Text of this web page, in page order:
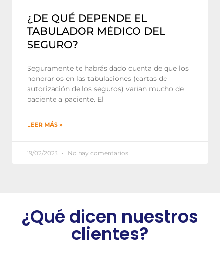
¿DE QUÉ DEPENDE EL
TABULADOR MÉDICO DEL
SEGURO?
Seguramente te habrás dado cuenta de que los
honorarios en las tabulaciones (cartas de
autorización de los seguros) varían mucho de
paciente a paciente. El
LEER MÁS »
19/02/2023 No hay comentarios
¿Qué dicen nuestros
clientes?